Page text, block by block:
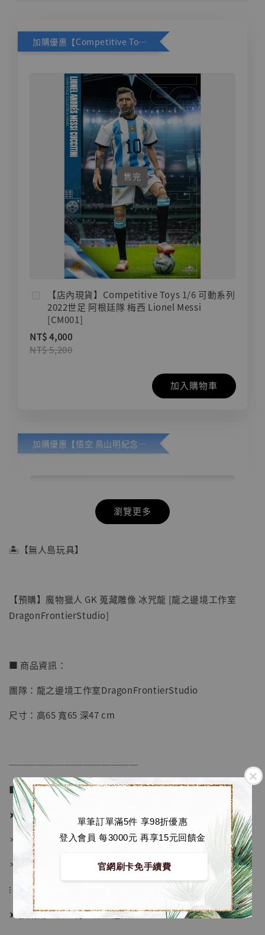
單筆訂單滿5件 享98折優惠
登入會員 每3000元 再享15元回饋金
官網刷卡免手續費
加購優惠【Competitive Toys 梅西 [CM001]】
售完
【店內現貨】Competitive Toys 1/6 可動系列
2022世足 阿根廷隊 梅西 Lionel Messi
[CM001]
NT$ 4,000
NT$ 5,200
加入購物車
加購優惠【悟空 鳥山明紀念款 [奇蹟工作室]】
【店內現貨】七龍珠 系列蒐藏雕像 悟空 鳥山
明紀念款 [奇蹟工作室]
加入購物車
加購優惠【海賊王 布魯克達摩 [7STARS Studio]】
瀏覽更多
🏝【無人島玩具】
【預購】魔物獵人 GK 蒐藏雕像 冰咒龍 [龍之邊境工作室
DragonFrontierStudio]
■ 商品資訊：
團隊：龍之邊境工作室DragonFrontierStudio
尺寸：高65 寬65 深47 cm
──────────────
■ 販售資訊 (NT$)：
➤ 價格 21680元 (訂金9180)
＊ 國際運費另計
＊ 刷卡免手續費
⁝
➤ 預購截止日：待工作室通知